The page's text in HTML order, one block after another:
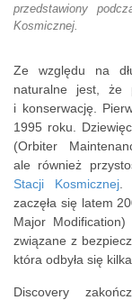
przedstawiony
Kosmicznej.
Ze względu na
naturalne jest, że
i konserwację.
1995 roku.
(Orbiter
ale również
Stacji Kosmicznej
zaczęła się latem
Major
związane z
która odbyła się
Discovery